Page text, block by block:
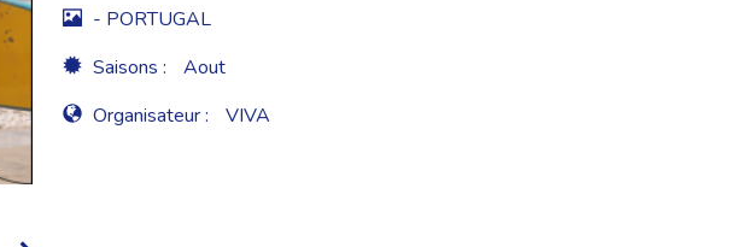
- PORTUGAL
Saisons :
Aout
Organisateur :
VIVA